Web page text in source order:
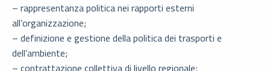
– rappresentanza politica nei rapporti esterni
all’organizzazione;
– definizione e gestione della politica dei trasporti e
dell’ambiente;